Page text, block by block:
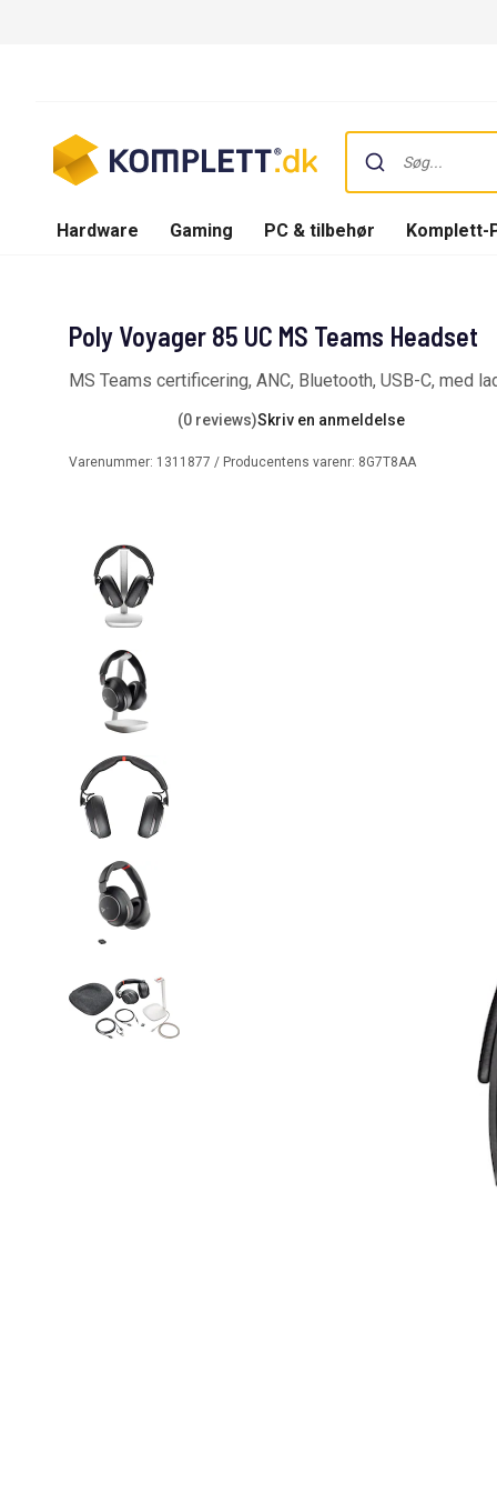
Hardware Gaming PC & tilbehør Komplett-
Poly Voyager 85 UC MS Teams Headset
MS Teams certificering, ANC, Bluetooth, USB-C, med
(0 reviews)Skriv en anmeldelse
Varenummer: 1311877 / Producentens varenr: 8G7T8AA